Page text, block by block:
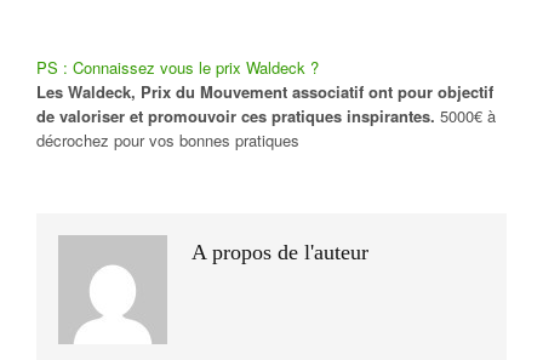
PS : Connaissez vous le prix Waldeck ?
Les Waldeck, Prix du Mouvement associatif ont pour objectif
de valoriser et promouvoir ces pratiques inspirantes. 5000€ à
décrochez pour vos bonnes pratiques
A propos de l'auteur